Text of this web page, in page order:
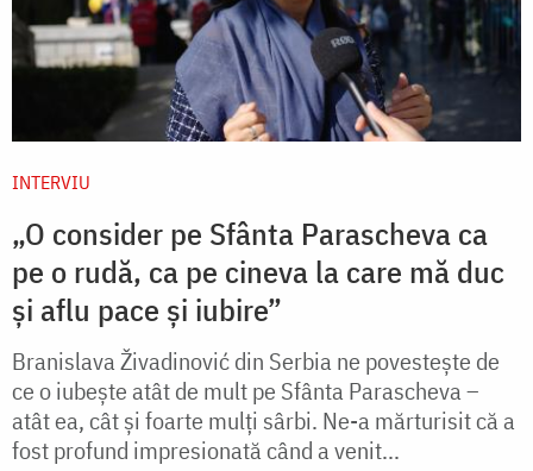
INTERVIU
„O consider pe Sfânta Parascheva ca
pe o rudă, ca pe cineva la care mă duc
și aflu pace și iubire”
Branislava Živadinović din Serbia ne povestește de
ce o iubește atât de mult pe Sfânta Parascheva –
atât ea, cât și foarte mulți sârbi. Ne-a mărturisit că a
fost profund impresionată când a venit...